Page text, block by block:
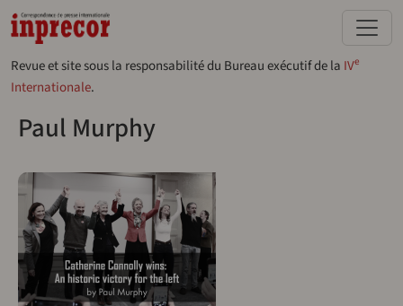
Aller au contenu principal
Revue et site sous la responsabilité du Bureau exécutif de la IVe
Internationale.
Paul Murphy